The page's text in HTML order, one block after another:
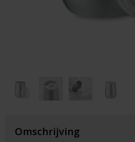
Omschrijving